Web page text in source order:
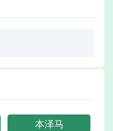
本泽马